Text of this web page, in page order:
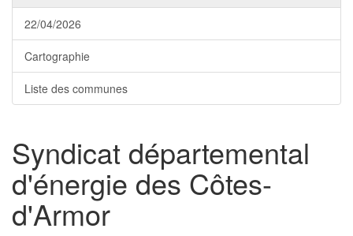
22/04/2026
Cartographie
Liste des communes
Syndicat départemental
d'énergie des Côtes-
d'Armor